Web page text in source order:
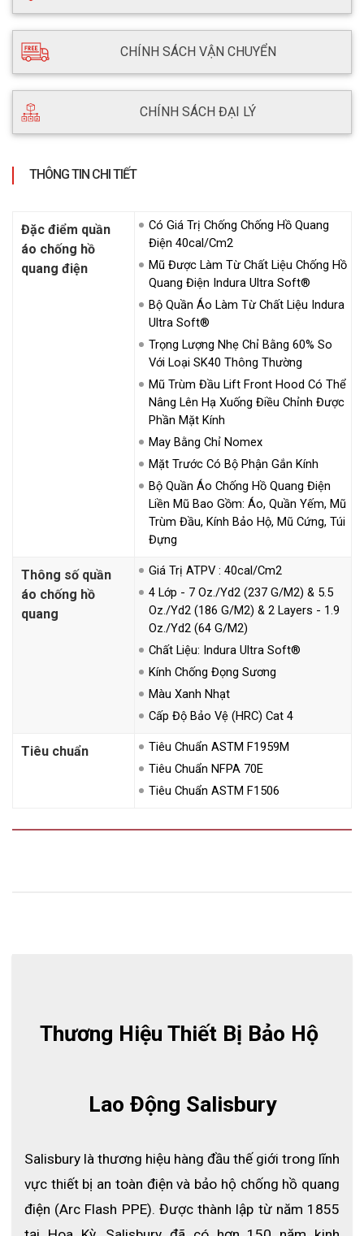
CHÍNH SÁCH VẬN CHUYỂN
CHÍNH SÁCH ĐẠI LÝ
THÔNG TIN CHI TIẾT
Đặc điểm quần
áo chống hồ
quang điện
Có Giá Trị Chống Chống Hồ Quang
Điện 40cal/cm2
Mũ Được Làm Từ Chất Liệu Chống Hồ
Quang Điện Indura Ultra Soft®
Bộ Quần Áo Làm Từ Chất Liệu Indura
Ultra Soft®
Trọng Lượng Nhẹ Chỉ Bằng 60% So
Với Loại SK40 Thông Thường
Mũ Trùm Đầu Lift Front Hood Có Thể
Nâng Lên Hạ Xuống Điều Chỉnh Được
Phần Mặt Kính
May Bằng Chỉ Nomex
Mặt Trước Có Bộ Phận Gắn Kính
Bộ Quần Áo Chống Hồ Quang Điện
Liền Mũ Bao Gồm: Áo, Quần Yếm, Mũ
Trùm Đầu, Kính Bảo Hộ, Mũ Cứng, Túi
Đựng
Thông số quần
áo chống hồ
quang
Giá Trị ATPV : 40cal/cm2
4 Lớp - 7 Oz./yd2 (237 G/m2) & 5.5
Oz./yd2 (186 G/m2) & 2 Layers - 1.9
Oz./yd2 (64 G/m2)
Chất Liệu: Indura Ultra Soft®
Kính Chống Đọng Sương
Màu Xanh Nhạt
Cấp Độ Bảo Vệ (HRC) Cat 4
Tiêu chuẩn
Tiêu Chuẩn ASTM F1959M
Tiêu Chuẩn NFPA 70E
Tiêu Chuẩn ASTM F1506
Thương Hiệu Thiết Bị Bảo Hộ
Lao Động Salisbury
Salisbury là thương hiệu hàng đầu thế giới trong lĩnh
vực thiết bị an toàn điện và bảo hộ chống hồ quang
điện (Arc Flash PPE). Được thành lập từ năm 1855